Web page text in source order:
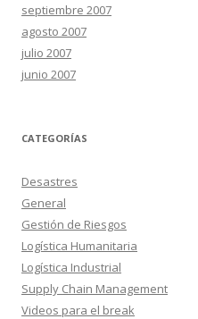
septiembre 2007
agosto 2007
julio 2007
junio 2007
CATEGORÍAS
Desastres
General
Gestión de Riesgos
Logística Humanitaria
Logística Industrial
Supply Chain Management
Videos para el break